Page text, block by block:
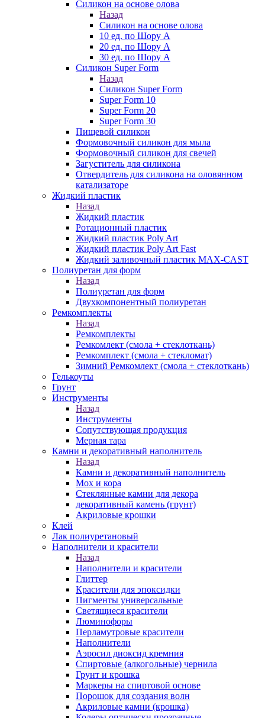
Силикон на основе олова
Назад
Силикон на основе олова
10 ед. по Шору А
20 ед. по Шору А
30 ед. по Шору А
Силикон Super Form
Назад
Силикон Super Form
Super Form 10
Super Form 20
Super Form 30
Пищевой силикон
Формовочный силикон для мыла
Формовочный силикон для свечей
Загуститель для силикона
Отвердитель для силикона на оловянном
катализаторе
Жидкий пластик
Назад
Жидкий пластик
Ротационный пластик
Жидкий пластик Poly Art
Жидкий пластик Poly Art Fast
Жидкий заливочный пластик MAX-CAST
Полиуретан для форм
Назад
Полиуретан для форм
Двухкомпонентный полиуретан
Ремкомплекты
Назад
Ремкомплекты
Ремкомлект (смола + стеклоткань)
Ремкомплект (смола + стекломат)
Зимний Ремкомлект (смола + стеклоткань)
Гелькоуты
Грунт
Инструменты
Назад
Инструменты
Сопутствующая продукция
Мерная тара
Камни и декоративный наполнитель
Назад
Камни и декоративный наполнитель
Мох и кора
Стеклянные камни для декора
декоративный камень (грунт)
Акриловые крошки
Клей
Лак полиуретановый
Наполнители и красители
Назад
Наполнители и красители
Глиттер
Красители для эпоксидки
Пигменты универсальные
Светящиеся красители
Люминофоры
Перламутровые красители
Наполнители
Аэросил диоксид кремния
Спиртовые (алкогольные) чернила
Грунт и крошка
Маркеры на спиртовой основе
Порошок для создания волн
Акриловые камни (крошка)